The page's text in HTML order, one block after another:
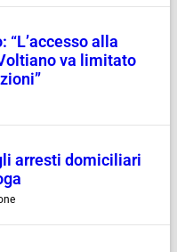
“L’accesso alla
va limitato
arresti domiciliari